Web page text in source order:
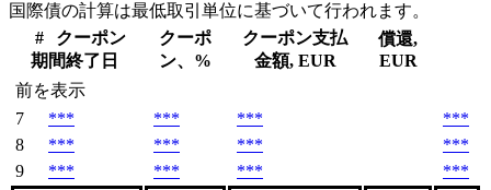
国際債の計算は最低取引単位に基づいて行われます。
#
クーポン
期間終了日
クーポ
ン、%
クーポン支払
金額, EUR
償還,
EUR
前を表示
7
*** *** ***
***
8
*** *** ***
***
9
*** *** ***
***